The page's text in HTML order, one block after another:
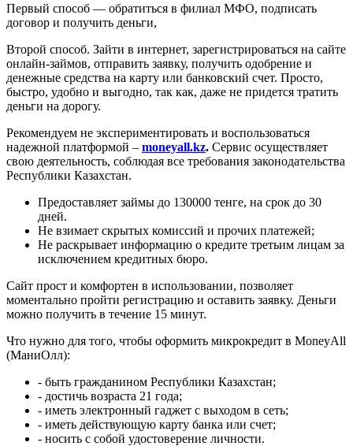
Первый способ — обратиться в филиал МФО, подписать
договор и получить деньги,
Второй способ. Зайти в интернет, зарегистрироваться на сайте
онлайн-займов, отправить заявку, получить одобрение и
денежные средства на карту или банковский счет. Просто,
быстро, удобно и выгодно, так как, даже не придется тратить
деньги на дорогу.
Рекомендуем не экспериментировать и воспользоваться
надежной платформой – moneyall.kz. Сервис осуществляет
свою деятельность, соблюдая все требования законодательства
Республики Казахстан.
Предоставляет займы до 130000 тенге, на срок до 30
дней.
Не взимает скрытых комиссий и прочих платежей;
Не раскрывает информацию о кредите третьим лицам за
исключением кредитных бюро.
Сайт прост и комфортен в использовании, позволяет
моментально пройти регистрацию и оставить заявку. Деньги
можно получить в течение 15 минут.
Что нужно для того, чтобы оформить микрокредит в MoneyAll
(МаниОлл):
- быть гражданином Республики Казахстан;
- достичь возраста 21 года;
- иметь электронный гаджет с выходом в сеть;
- иметь действующую карту банка или счет;
- носить с собой удостоверение личности.